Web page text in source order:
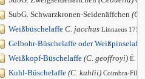
SubG. Schwarzkronen-Seidenäffchen
Weißbüschelaffe C. jacchus Linnaeus 1758
Gelbohr-Büschelaffe oder Weißpinselaffe
Weißkopf-Büschelaffe (C. geoffroyi) É.
Kuhl-Büschelaffe (C. kuhlii) Coimbra-